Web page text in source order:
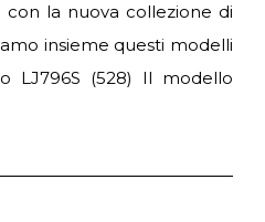
la nuova collezione di
insieme questi modelli
LJ796S (528) Il modello